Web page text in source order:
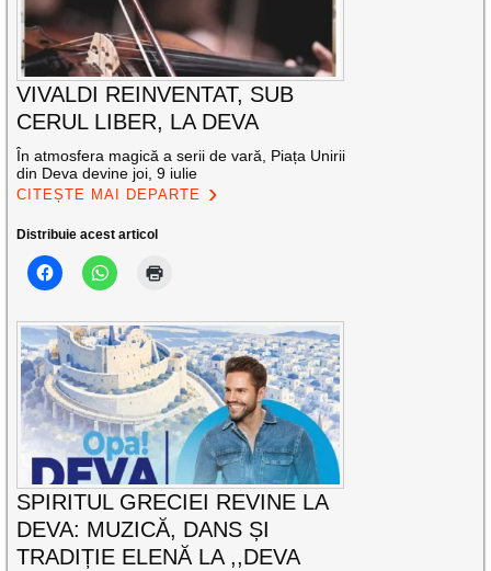
VIVALDI REINVENTAT, SUB
CERUL LIBER, LA DEVA
În atmosfera magică a serii de vară, Piața Unirii
din Deva devine joi, 9 iulie
CITEȘTE MAI DEPARTE
Distribuie acest articol
SPIRITUL GRECIEI REVINE LA
DEVA: MUZICĂ, DANS ȘI
TRADIȚIE ELENĂ LA ,,DEVA